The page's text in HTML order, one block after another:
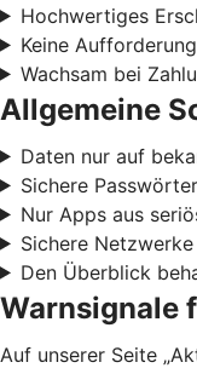
Hochwertiges
Keine
Wachsam bei
Allgemeine
Daten nur auf
Sichere
Nur Apps aus
Sichere
Den Überblick
Warnsignale
Auf unserer Seite